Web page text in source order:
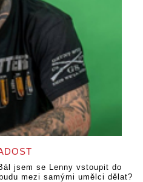
jsem se Lenny vstoupit do
mezi samými umělci dělat?